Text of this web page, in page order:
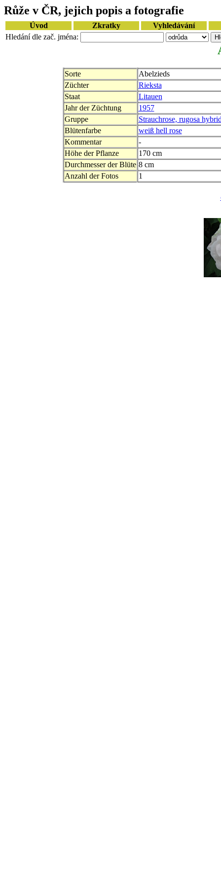
Růže v ČR, jejich popis a fotografie
Úvod Zkratky
Vyhledávání
Hledání dle zač. jména:
Sorte
Abelzieds
Züchter
Rieksta
Staat
Litauen
Jahr der Züchtung
1957
Gruppe
Strauchrose, rugosa
Blütenfarbe
weiß hell rose
Kommentar
-
Höhe der Pflanze
170 cm
Durchmesser der Blüte 8 cm
Anzahl der Fotos
1